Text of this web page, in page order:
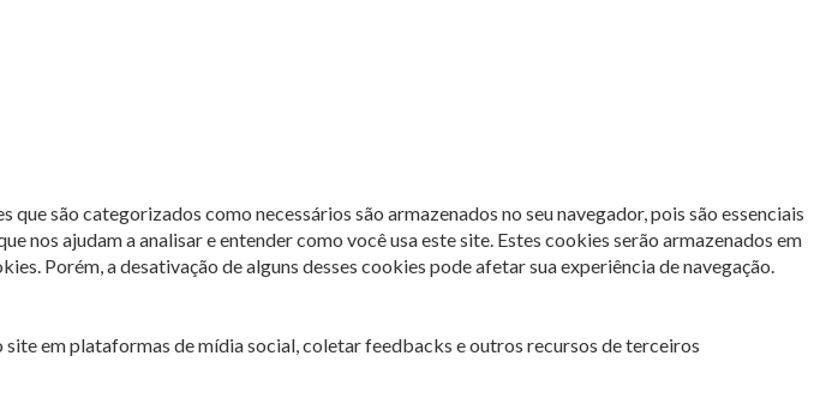
são categorizados como necessários são armazenados no seu navegador, pois são essenciais
ajudam a analisar e entender como você usa este site. Estes cookies serão armazenados em
Porém, a desativação de alguns desses cookies pode afetar sua experiência de navegação.
em plataformas de mídia social, coletar feedbacks e outros recursos de terceiros